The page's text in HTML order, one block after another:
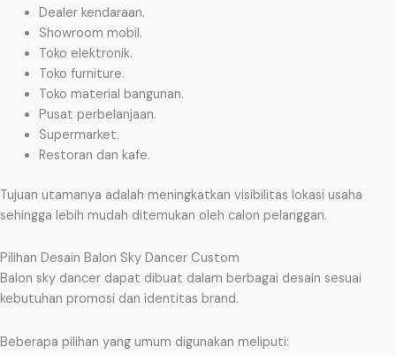
Dealer kendaraan.
Showroom mobil.
Toko elektronik.
Toko furniture.
Toko material bangunan.
Pusat perbelanjaan.
Supermarket.
Restoran dan kafe.
Tujuan utamanya adalah meningkatkan visibilitas lokasi usaha
sehingga lebih mudah ditemukan oleh calon pelanggan.
Pilihan Desain Balon Sky Dancer Custom
Balon sky dancer dapat dibuat dalam berbagai desain sesuai
kebutuhan promosi dan identitas brand.
Beberapa pilihan yang umum digunakan meliputi: